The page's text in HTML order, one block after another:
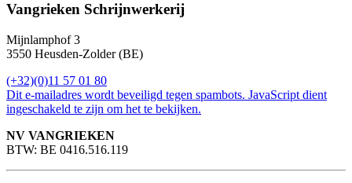
Vangrieken Schrijnwerkerij
Mijnlamphof 3
3550 Heusden-Zolder (BE)
(+32)(0)11 57 01 80
Dit e-mailadres wordt beveiligd tegen spambots. JavaScript dient
ingeschakeld te zijn om het te bekijken.
NV VANGRIEKEN
BTW: BE 0416.516.119